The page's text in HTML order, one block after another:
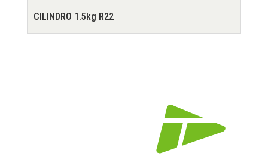
CILINDRO 1.5kg R22